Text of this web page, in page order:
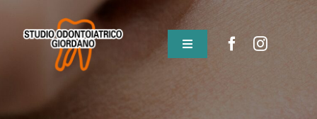
Toggle
Navigation